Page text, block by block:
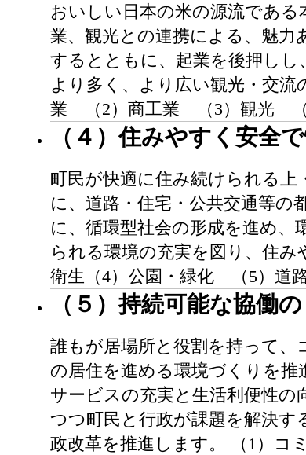
おいしい日本の米の源流であ
業、観光との連携による、魅
するとともに、起業を後押し
より多く、より広い観光・交
業 （2）商工業 （3）観光 （
（４）住みやすく安全
町民が快適に住み続けられる
に、道路・住宅・公共交通等の
に、循環型社会の形成を進め
られる環境の充実を図り、住
衛生（4）公園・緑化 （5）道
（５）持続可能な協働
誰もが居場所と役割を持って
の居住を進める環境づくりを
サービスの充実と生活利便性の
つつ町民と行政が課題を解決
政改革を推進します。 （1）